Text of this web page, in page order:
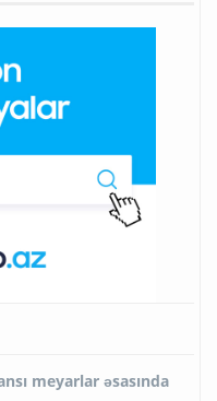
meyarlar əsasında